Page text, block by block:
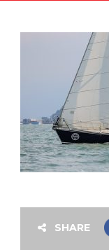
SHARE